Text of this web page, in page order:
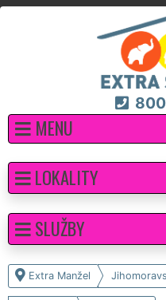
MENU
Extra Manžel
LOKALITY
SLUŽBY